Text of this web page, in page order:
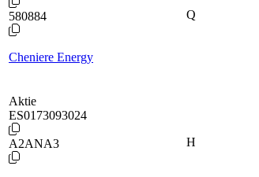
580884
Cheniere Energy
Q
Aktie
ES0173093024
A2ANA3 H